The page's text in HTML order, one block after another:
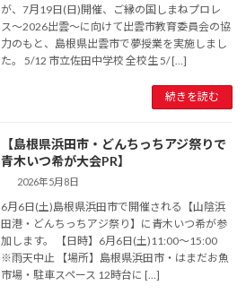
が、7月19日(日)開催、ご縁の国しまねプロレ
ス〜2026出雲〜に向けて出雲市教育委員会の協
力のもと、島根県出雲市で夢授業を実施しまし
た。 5/12 市立佐田中学校 全校生 5/ […]
続きを読む
【島根県浜田市・どんちっちアジ祭りで
青木いつ希が大会PR】
2026年5月8日
6月6日(土)島根県浜田市で開催される【山陰浜
田港・どんちっちアジ祭り】に青木いつ希が参
加します。 【日時】6月6日(土)11:00～15:00
※雨天中止 【場所】島根県浜田市・はまだお魚
市場・駐車スペース 12時台に […]